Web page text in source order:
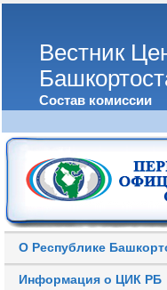
Вестник
Состав комиссии
О Республике
Информация о ЦИК РБ